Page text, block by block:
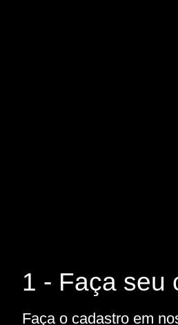
1 - Faça seu
Faça o cadastro em